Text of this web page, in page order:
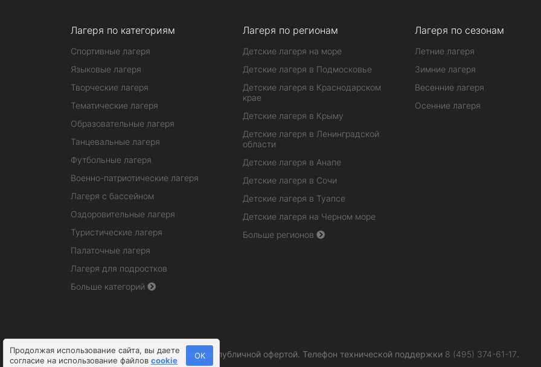
Продолжая использование сайта, вы даете
согласие на использование файлов cookie
ОК
Лагеря по категориям
Спортивные лагеря
Языковые лагеря
Творческие лагеря
Тематические лагеря
Образовательные лагеря
Танцевальные лагеря
Футбольные лагеря
Военно-патриотические лагеря
Лагеря с бассейном
Оздоровительные лагеря
Туристические лагеря
Палаточные лагеря
Лагеря для подростков
Больше категорий
Лагеря по регионам
Детские лагеря на море
Детские лагеря в Подмосковье
Детские лагеря в Краснодарском
крае
Детские лагеря в Крыму
Детские лагеря в Ленинградской
области
Детские лагеря в Анапе
Детские лагеря в Сочи
Детские лагеря в Туапсе
Детские лагеря на Черном море
Больше регионов
Лагеря по сезонам
Летние лагеря
Зимние лагеря
Весенние лагеря
Осенние лагеря
Информация на сайте не является публичной офертой. Телефон технической поддержки 8 (495) 374-61-17.